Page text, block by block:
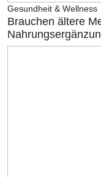
Gesundheit & Wellness
Brauchen ältere